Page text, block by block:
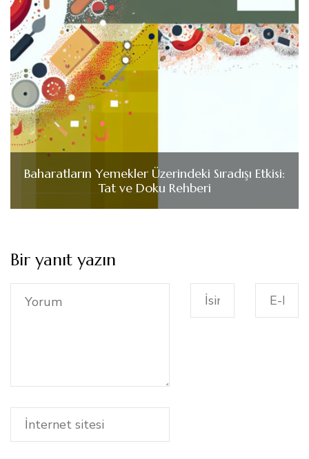
Baharatların Yemekler Üzerindeki Sıradışı Etkisi:
Tat ve Doku Rehberi
Bir yanıt yazın